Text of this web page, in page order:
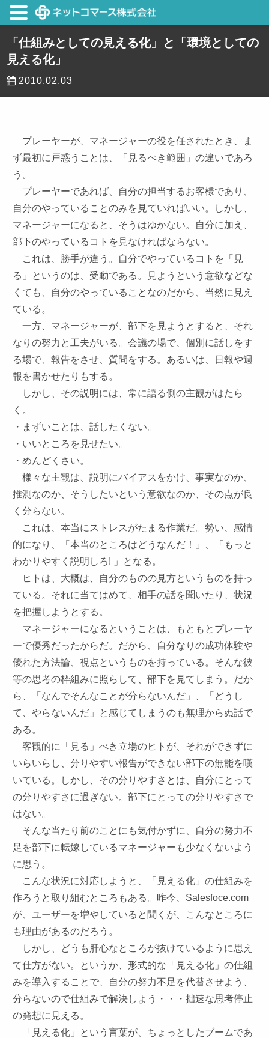
「仕組みとしての見える化」と「環境としての
見える化」
2010.02.03
プレーヤーが、マネージャーの役を任されたとき、ま
ず最初に戸惑うことは、「見るべき範囲」の違いであろ
う。
プレーヤーであれば、自分の担当するお客様であり、
自分のやっていることのみを見ていればいい。しかし、
マネージャーになると、そうはゆかない。自分に加え、
部下のやっているコトを見なければならない。
これは、勝手が違う。自分でやっているコトを「見
る」というのは、受動である。見ようという意欲などな
くても、自分のやっていることなのだから、当然に見え
ている。
一方、マネージャーが、部下を見ようとすると、それ
なりの努力と工夫がいる。会議の場で、個別に話しをす
る場で、報告をさせ、質問をする。あるいは、日報や週
報を書かせたりもする。
しかし、その説明には、常に語る側の主観がはたら
く。
・まずいことは、話したくない。
・いいところを見せたい。
・めんどくさい。
様々な主観は、説明にバイアスをかけ、事実なのか、
推測なのか、そうしたいという意欲なのか、その点が良
く分らない。
これは、本当にストレスがたまる作業だ。勢い、感情
的になり、「本当のところはどうなんだ！」、「もっと
わかりやすく説明しろ! 」となる。
ヒトは、大概は、自分のものの見方というものを持っ
ている。それに当てはめて、相手の話を聞いたり、状況
を把握しようとする。
マネージャーになるということは、もともとプレーヤ
ーで優秀だったからだ。だから、自分なりの成功体験や
優れた方法論、視点というものを持っている。そんな彼
等の思考の枠組みに照らして、部下を見てしまう。だか
ら、「なんでそんなことが分らないんだ」、「どうし
て、やらないんだ」と感じてしまうのも無理からぬ話で
ある。
客観的に「見る」べき立場のヒトが、それができずに
いらいらし、分りやすい報告ができない部下の無能を嘆
いている。しかし、その分りやすさとは、自分にとって
の分りやすさに過ぎない。部下にとっての分りやすさで
はない。
そんな当たり前のことにも気付かずに、自分の努力不
足を部下に転嫁しているマネージャーも少なくないよう
に思う。
こんな状況に対応しようと、「見える化」の仕組みを
作ろうと取り組むところもある。昨今、Salesfoce.com
が、ユーザーを増やしていると聞くが、こんなところに
も理由があるのだろう。
しかし、どうも肝心なところが抜けているように思え
て仕方がない。というか、形式的な「見える化」の仕組
みを導入することで、自分の努力不足を代替させよう、
分らないので仕組みで解決しよう・・・拙速な思考停止
の発想に見える。
「見える化」という言葉が、ちょっとしたブームであ